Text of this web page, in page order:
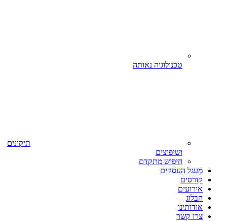
טכנולוגיה נאותה
תיקונים
ושיפוצים
חיפוש מתקדם
מעגל העסקים
קורסים
אירועים
הבלוג
אודותינו
צרו קשר